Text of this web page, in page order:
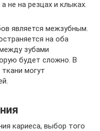
не на резцах и клыках.
является межзубным.
на оба
зубами
будет сложно. В
могут
кариеса, выбор того